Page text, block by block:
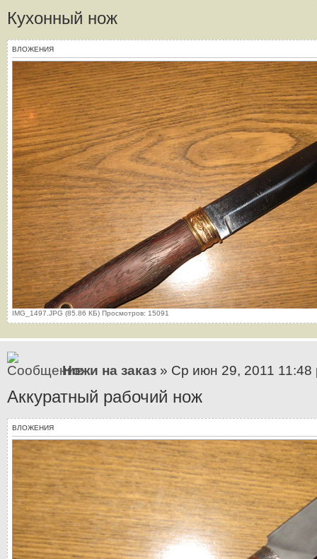
Кухонный нож
ВЛОЖЕНИЯ
IMG_1497.JPG (85.86 КБ) Просмотров: 15091
Ножи на заказ » Ср июн 29, 2011 11:48
Аккуратный рабочий нож
ВЛОЖЕНИЯ